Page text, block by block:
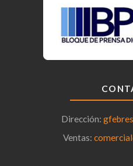
Dirección:
Ventas: